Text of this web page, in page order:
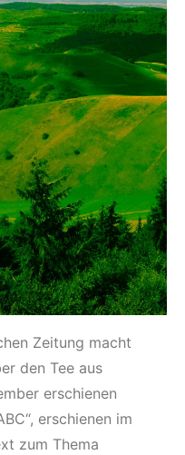
Zeitung macht
den Tee aus
erschienen
erschienen im
zum Thema